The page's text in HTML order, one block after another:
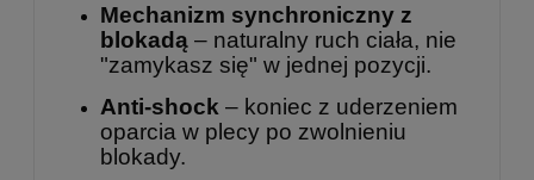
Mechanizm synchroniczny z
blokadą – naturalny ruch ciała, nie
"zamykasz się" w jednej pozycji.
Anti-shock – koniec z uderzeniem
oparcia w plecy po zwolnieniu
blokady.